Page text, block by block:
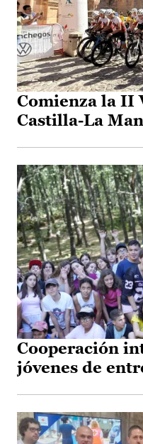
Comienza la II
Castilla-La
Cooperación
jóvenes de